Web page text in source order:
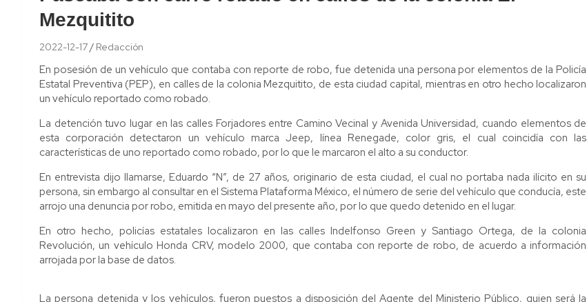
Mezquitito
2022-12-17 Redacción
En posesión de un vehículo que contaba con reporte de robo, fue detenida una persona por elementos de la Policía
Estatal Preventiva (PEP), en calles de la colonia Mezquitito, de esta ciudad capital, mientras en otro hecho localizaron
un vehículo reportado como robado.
La detención tuvo lugar en las calles Forjadores entre Camino Vecinal y Avenida Universidad, cuando elementos de
esta corporación detectaron un vehículo marca Jeep, línea Renegade, color gris, el cual coincidía con las
características de uno reportado como robado, por lo que le marcaron el alto a su conductor.
En entrevista dijo llamarse, Eduardo “N”, de 27 años, originario de esta ciudad, el cual no portaba nada ilícito en su
persona, sin embargo al consultar en el Sistema Plataforma México, el número de serie del vehículo que conducía, este
arrojo una denuncia por robo, emitida en mayo del presente año, por lo que quedo detenido en el lugar.
En otro hecho, policías estatales localizaron en las calles Indelfonso Green y Santiago Ortega, de la colonia
Revolución, un vehículo Honda CRV, modelo 2000, que contaba con reporte de robo, de acuerdo a información
arrojada por la base de datos.
La persona detenida y los vehículos, fueron puestos a disposición del Agente del Ministerio Público, quien será la